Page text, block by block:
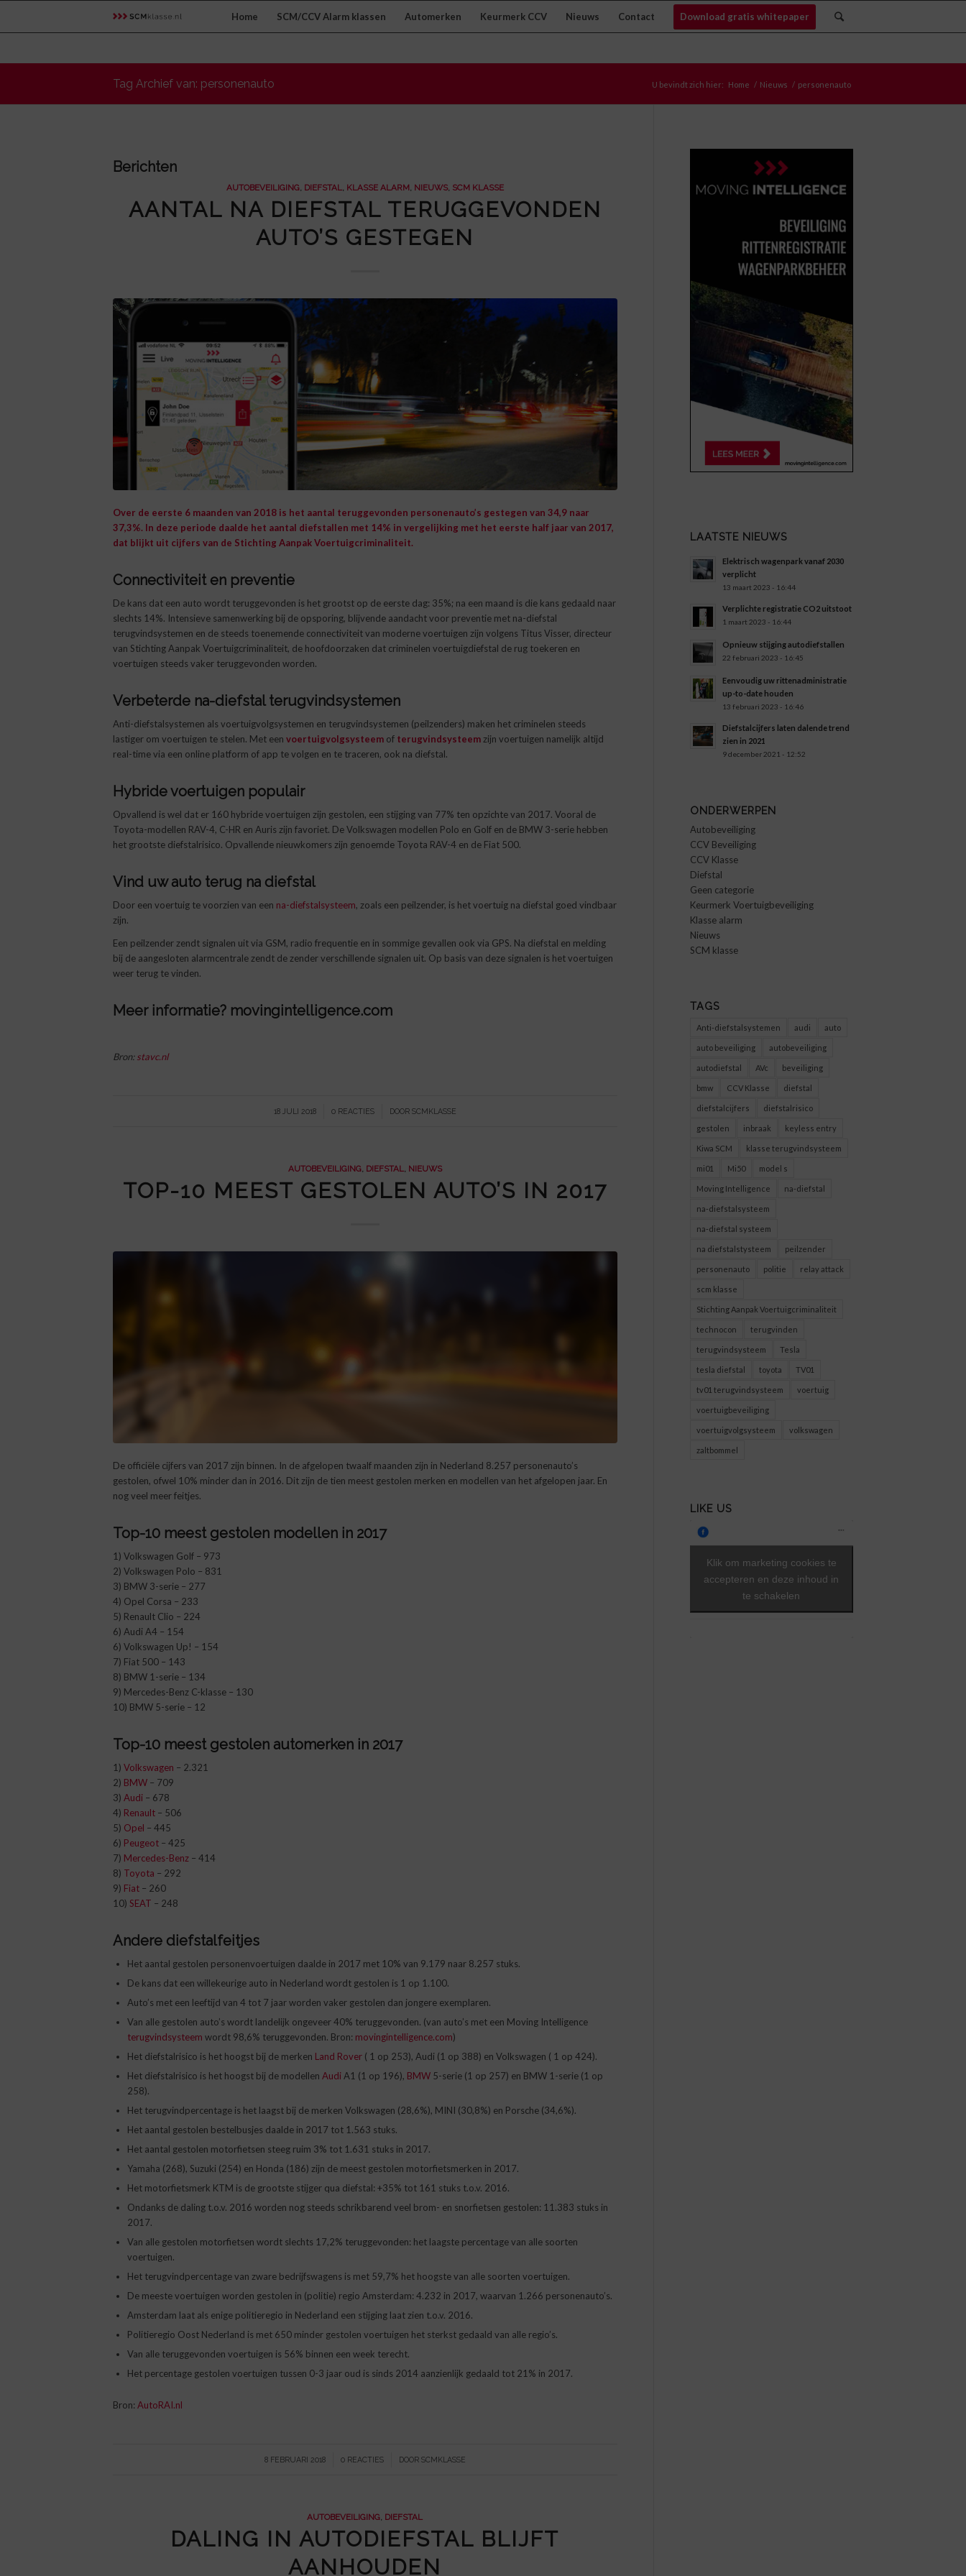
Home SCM/CCV Alarm klassen Automerken Keurmerk CCV Nieuws Contact Download gratis whitepaper
Tag Archief van: personenauto U bevindt zich hier: Home / Nieuws / personenauto
Berichten
AUTOBEVEILIGING, DIEFSTAL, KLASSE ALARM, NIEUWS, SCM KLASSE
AANTAL NA DIEFSTAL TERUGGEVONDEN
AUTO’S GESTEGEN
Over de eerste 6 maanden van 2018 is het aantal teruggevonden personenauto’s gestegen van 34,9 naar
37,3%. In deze periode daalde het aantal diefstallen met 14% in vergelijking met het eerste half jaar van 2017,
dat blijkt uit cijfers van de Stichting Aanpak Voertuigcriminaliteit.
Connectiviteit en preventie
De kans dat een auto wordt teruggevonden is het grootst op de eerste dag: 35%; na een maand is die kans gedaald naar
slechts 14%. Intensieve samenwerking bij de opsporing, blijvende aandacht voor preventie met na-diefstal
terugvindsystemen en de steeds toenemende connectiviteit van moderne voertuigen zijn volgens Titus Visser, directeur
van Stichting Aanpak Voertuigcriminaliteit, de hoofdoorzaken dat criminelen voertuigdiefstal de rug toekeren en
voertuigen steeds vaker teruggevonden worden.
Verbeterde na-diefstal terugvindsystemen
Anti-diefstalsystemen als voertuigvolgsystemen en terugvindsystemen (peilzenders) maken het criminelen steeds
lastiger om voertuigen te stelen. Met een voertuigvolgsysteem of terugvindsysteem zijn voertuigen namelijk altijd
real-time via een online platform of app te volgen en te traceren, ook na diefstal.
Hybride voertuigen populair
Opvallend is wel dat er 160 hybride voertuigen zijn gestolen, een stijging van 77% ten opzichte van 2017. Vooral de
Toyota-modellen RAV-4, C-HR en Auris zijn favoriet. De Volkswagen modellen Polo en Golf en de BMW 3-serie hebben
het grootste diefstalrisico. Opvallende nieuwkomers zijn genoemde Toyota RAV-4 en de Fiat 500.
Vind uw auto terug na diefstal
Door een voertuig te voorzien van een na-diefstalsysteem, zoals een peilzender, is het voertuig na diefstal goed vindbaar
zijn.
Een peilzender zendt signalen uit via GSM, radio frequentie en in sommige gevallen ook via GPS. Na diefstal en melding
bij de aangesloten alarmcentrale zendt de zender verschillende signalen uit. Op basis van deze signalen is het voertuigen
weer terug te vinden.
Meer informatie? movingintelligence.com
Bron: stavc.nl
18 JULI 2018
/ 0 REACTIES
/ DOOR SCMKLASSE
AUTOBEVEILIGING, DIEFSTAL, NIEUWS
TOP-10 MEEST GESTOLEN AUTO’S IN 2017
De officiële cijfers van 2017 zijn binnen. In de afgelopen twaalf maanden zijn in Nederland 8.257 personenauto’s
gestolen, ofwel 10% minder dan in 2016. Dit zijn de tien meest gestolen merken en modellen van het afgelopen jaar. En
nog veel meer feitjes.
Top-10 meest gestolen modellen in 2017
1) Volkswagen Golf – 973
2) Volkswagen Polo – 831
3) BMW 3-serie – 277
4) Opel Corsa – 233
5) Renault Clio – 224
6) Audi A4 – 154
6) Volkswagen Up! – 154
7) Fiat 500 – 143
8) BMW 1-serie – 134
9) Mercedes-Benz C-klasse – 130
10) BMW 5-serie – 12
Top-10 meest gestolen automerken in 2017
1) Volkswagen – 2.321
2) BMW – 709
3) Audi – 678
4) Renault – 506
5) Opel – 445
6) Peugeot – 425
7) Mercedes-Benz – 414
8) Toyota – 292
9) Fiat – 260
10) SEAT – 248
Andere diefstalfeitjes
Het aantal gestolen personenvoertuigen daalde in 2017 met 10% van 9.179 naar 8.257 stuks.
De kans dat een willekeurige auto in Nederland wordt gestolen is 1 op 1.100.
Auto’s met een leeftijd van 4 tot 7 jaar worden vaker gestolen dan jongere exemplaren.
Van alle gestolen auto’s wordt landelijk ongeveer 40% teruggevonden. (van auto’s met een Moving Intelligence
terugvindsysteem wordt 98,6% teruggevonden. Bron: movingintelligence.com)
Het diefstalrisico is het hoogst bij de merken Land Rover ( 1 op 253), Audi (1 op 388) en Volkswagen ( 1 op 424).
Het diefstalrisico is het hoogst bij de modellen Audi A1 (1 op 196), BMW 5-serie (1 op 257) en BMW 1-serie (1 op
258).
Het terugvindpercentage is het laagst bij de merken Volkswagen (28,6%), MINI (30,8%) en Porsche (34,6%).
Het aantal gestolen bestelbusjes daalde in 2017 tot 1.563 stuks.
Het aantal gestolen motorfietsen steeg ruim 3% tot 1.631 stuks in 2017.
Yamaha (268), Suzuki (254) en Honda (186) zijn de meest gestolen motorfietsmerken in 2017.
Het motorfietsmerk KTM is de grootste stijger qua diefstal: +35% tot 161 stuks t.o.v. 2016.
Ondanks de daling t.o.v. 2016 worden nog steeds schrikbarend veel brom- en snorfietsen gestolen: 11.383 stuks in
2017.
Van alle gestolen motorfietsen wordt slechts 17,2% teruggevonden: het laagste percentage van alle soorten
voertuigen.
Het terugvindpercentage van zware bedrijfswagens is met 59,7% het hoogste van alle soorten voertuigen.
De meeste voertuigen worden gestolen in (politie) regio Amsterdam: 4.232 in 2017, waarvan 1.266 personenauto’s.
Amsterdam laat als enige politieregio in Nederland een stijging laat zien t.o.v. 2016.
Politieregio Oost Nederland is met 650 minder gestolen voertuigen het sterkst gedaald van alle regio’s.
Van alle teruggevonden voertuigen is 56% binnen een week terecht.
Het percentage gestolen voertuigen tussen 0-3 jaar oud is sinds 2014 aanzienlijk gedaald tot 21% in 2017.
Bron: AutoRAI.nl
8 FEBRUARI 2018
/ 0 REACTIES
/ DOOR SCMKLASSE
AUTOBEVEILIGING, DIEFSTAL
DALING IN AUTODIEFSTAL BLIJFT
AANHOUDEN
LAATSTE NIEUWS
Elektrisch wagenpark vanaf 2030
verplicht
13 maart 2023 - 16:44
Verplichte registratie CO2 uitstoot
1 maart 2023 - 16:44
Opnieuw stijging autodiefstallen
22 februari 2023 - 16:45
Eenvoudig uw rittenadministratie
up-to-date houden
13 februari 2023 - 16:46
Diefstalcijfers laten dalende trend
zien in 2021
9 december 2021 - 12:52
ONDERWERPEN
Autobeveiliging
CCV Beveiliging
CCV Klasse
Diefstal
Geen categorie
Keurmerk Voertuigbeveiliging
Klasse alarm
Nieuws
SCM klasse
TAGS
Anti-diefstalsystemen audi auto
auto beveiliging autobeveiliging
autodiefstal AVc beveiliging
bmw CCV Klasse diefstal
diefstalcijfers diefstalrisico
gestolen inbraak keyless entry
Kiwa SCM klasse terugvindsysteem
mi01 Mi50 model s
Moving Intelligence na-diefstal
na-diefstalsysteem
na-diefstal systeem
na diefstalstysteem peilzender
personenauto politie relay attack
scm klasse
Stichting Aanpak Voertuigcriminaliteit
technocon terugvinden
terugvindsysteem Tesla
tesla diefstal toyota TV01
tv01 terugvindsysteem voertuig
voertuigbeveiliging
voertuigvolgsysteem volkswagen
zaltbommel
LIKE US
Klik om marketing cookies te
accepteren en deze inhoud in
te schakelen